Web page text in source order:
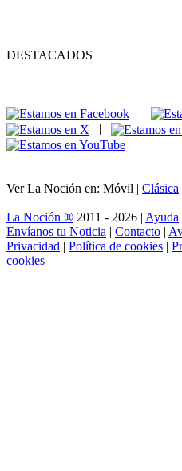
DESTACADOS
|
|
Ver La Noción en: Móvil | Clásica
La Noción ® 2011 - 2026 | Ayuda
Envíanos tu Noticia | Contacto |
Privacidad | Política de cookies |
cookies